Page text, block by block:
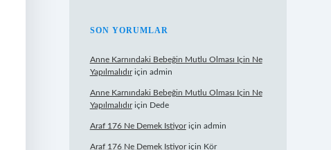
SON YORUMLAR
Anne Karnındaki Bebeğin Mutlu Olması Için Ne
Yapılmalıdıriçin admin
Anne Karnındaki Bebeğin Mutlu Olması Için Ne
Yapılmalıdıriçin Dede
Araf 176 Ne Demek Istiyoriçin admin
Araf 176 Ne Demek Istiyoriçin Kör